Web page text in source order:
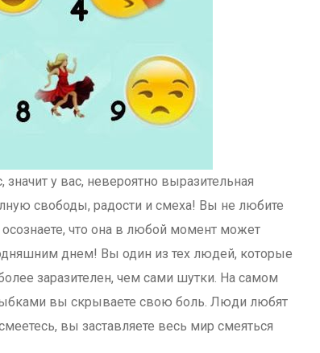
у вас, невероятно выразительная
свободы, радости и смеха! Вы не любите
что она в любой момент может
днем! Вы один из тех людей, которые
заразителен, чем сами шутки. На самом
вы скрываете свою боль. Люди любят
вы заставляете весь мир смеяться